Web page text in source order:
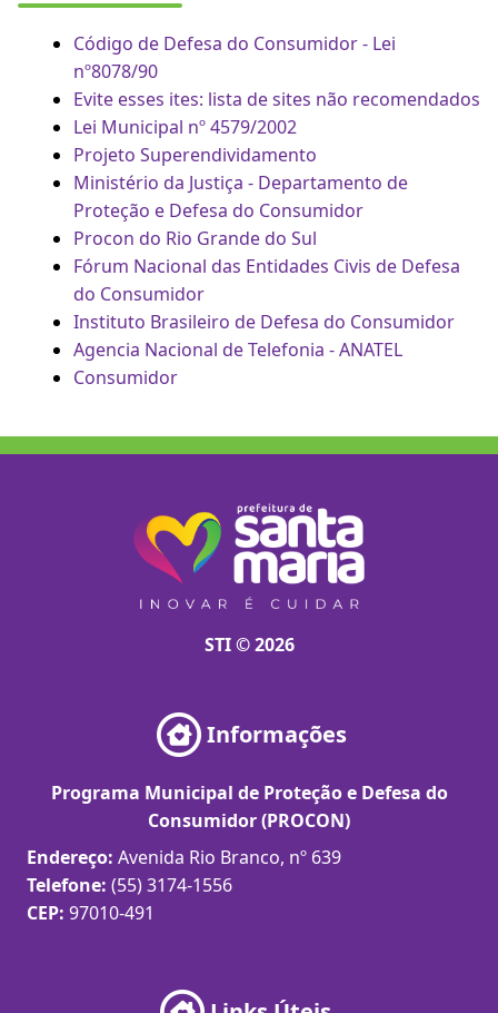
Código de Defesa do Consumidor - Lei
nº8078/90
Evite esses ites: lista de sites não recomendados
Lei Municipal nº 4579/2002
Projeto Superendividamento
Ministério da Justiça - Departamento de
Proteção e Defesa do Consumidor
Procon do Rio Grande do Sul
Fórum Nacional das Entidades Civis de Defesa
do Consumidor
Instituto Brasileiro de Defesa do Consumidor
Agencia Nacional de Telefonia - ANATEL
Consumidor
STI © 2026
Informações
Programa Municipal de Proteção e Defesa do
Consumidor (PROCON)
Endereço: Avenida Rio Branco, nº 639
Telefone: (55) 3174-1556
CEP: 97010-491